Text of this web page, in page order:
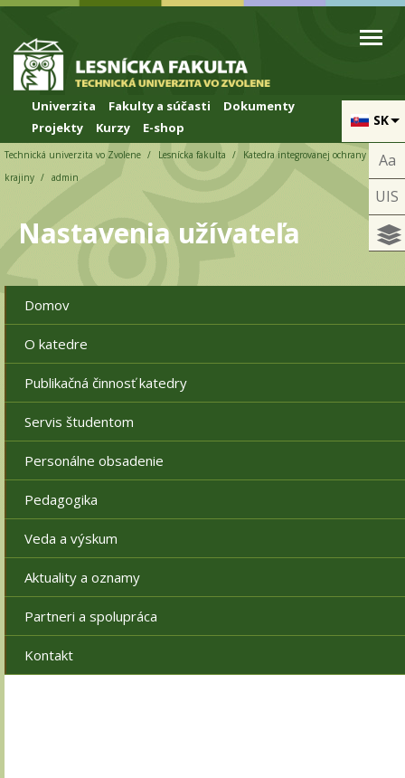
Skip to cookies
Skip to navigation
Skočiť na hlavný obsah
SK
Univerzita Fakulty a súčasti
Dokumenty
Projekty
Kurzy E-shop
Aa
UIS
Technická univerzita vo Zvolene Lesnícka fakulta
Katedra integrovanej ochrany lesa a
krajiny
admin
Nastavenia užívateľa
Domov
O katedre
Publikačná činnosť katedry
Servis študentom
Personálne obsadenie
Pedagogika
Veda a výskum
Aktuality a oznamy
Partneri a spolupráca
Kontakt